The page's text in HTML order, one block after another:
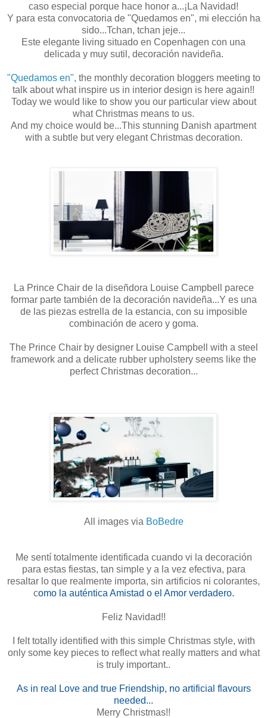
caso especial porque hace honor a...¡La Navidad!
Y para esta convocatoria de "Quedamos en", mi elección ha
sido...Tchan, tchan jeje...
Este elegante living situado en Copenhagen con una
delicada y muy sutil, decoración navideña.
"Quedamos en", the monthly decoration bloggers meeting to
talk about what inspire us in interior design is here again!!
Today we would like to show you our particular view about
what Christmas means to us.
And my choice would be...This stunning Danish apartment
with a subtle but very elegant Christmas decoration.
La Prince Chair de la diseñdora Louise Campbell parece
formar parte también de la decoración navideña...Y es una
de las piezas estrella de la estancia, con su imposible
combinación de acero y goma.
The Prince Chair by designer Louise Campbell
with a steel
framework and a delicate rubber upholstery seems like the
perfect Christmas decoration...
All images via BoBedre
Me sentí totalmente identificada cuando vi la decoración
para estas fiestas, tan simple y a la vez efectiva, para
resaltar lo que realmente importa, sin artificios ni colorantes,
como la auténtica Amistad o el Amor verdadero.
Feliz Navidad!!
I felt totally identified with this simple Christmas style, with
only some key pieces to reflect what really matters and what
is truly important..
As in real Love and true Friendship, no artificial flavours
needed...
Merry Christmas!!